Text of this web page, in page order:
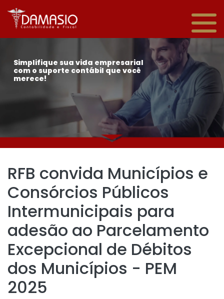
Simplifique sua vida empresarial
com o suporte contábil que você
merece!
RFB convida Municípios e
Consórcios Públicos
Intermunicipais para
adesão ao Parcelamento
Excepcional de Débitos
dos Municípios - PEM
2025